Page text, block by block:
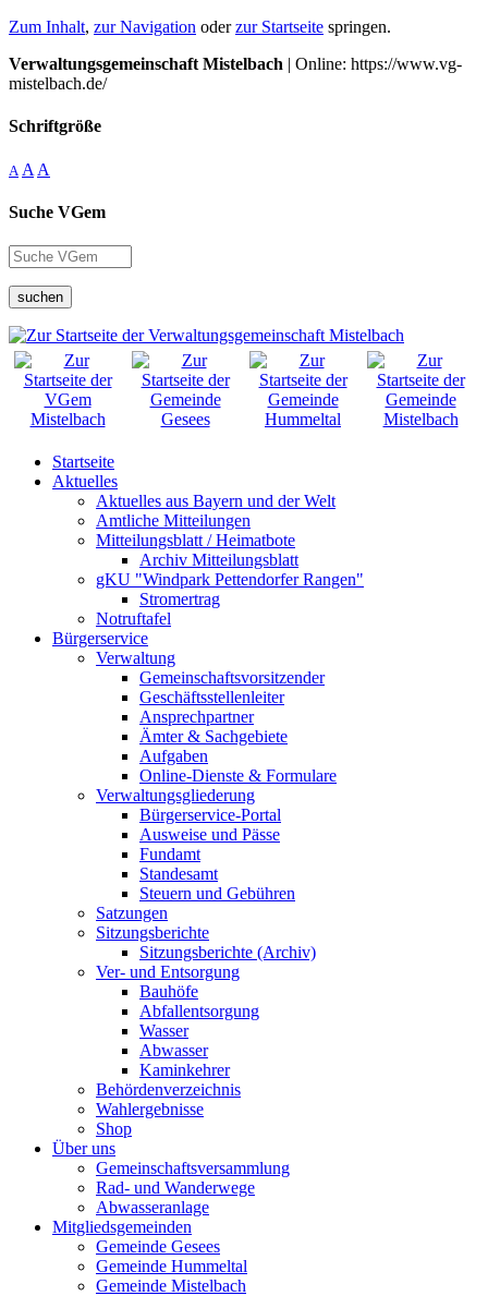
Zum Inhalt, zur Navigation oderzur Startseite springen.
Verwaltungsgemeinschaft Mistelbach | Online: https://www.vg-
mistelbach.de/
Schriftgröße
A A A
Suche VGem
suchen
Startseite
Aktuelles
Aktuelles aus Bayern und der Welt
Amtliche Mitteilungen
Mitteilungsblatt / Heimatbote
Archiv Mitteilungsblatt
gKU "Windpark Pettendorfer Rangen"
Stromertrag
Notruftafel
Bürgerservice
Verwaltung
Gemeinschaftsvorsitzender
Geschäftsstellenleiter
Ansprechpartner
Ämter & Sachgebiete
Aufgaben
Online-Dienste & Formulare
Verwaltungsgliederung
Bürgerservice-Portal
Ausweise und Pässe
Fundamt
Standesamt
Steuern und Gebühren
Satzungen
Sitzungsberichte
Sitzungsberichte (Archiv)
Ver- und Entsorgung
Bauhöfe
Abfallentsorgung
Wasser
Abwasser
Kaminkehrer
Behördenverzeichnis
Wahlergebnisse
Shop
Über uns
Gemeinschaftsversammlung
Rad- und Wanderwege
Abwasseranlage
Mitgliedsgemeinden
Gemeinde Gesees
Gemeinde Hummeltal
Gemeinde Mistelbach